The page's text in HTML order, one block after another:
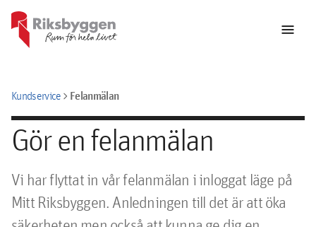
menu
Kundservicechevron_rightFelanmälan
Gör en felanmälan
Vi har flyttat in vår felanmälan i inloggat läge på
Mitt Riksbyggen. Anledningen till det är att öka